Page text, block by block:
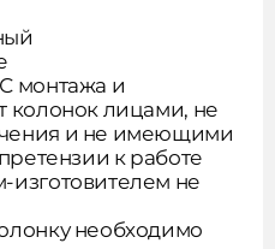
монтажа и
колонок лицами, не
и не имеющими
к работе
изготовителем не
необходимо
на обработку
с
на обработку
с
на обработку
с